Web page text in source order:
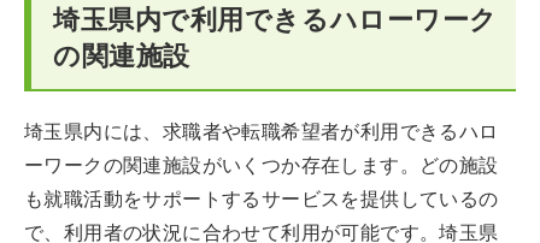
埼玉県内で利用できるハローワーク
の関連施設
埼玉県内には、求職者や転職希望者が利用できるハロ
ーワークの関連施設がいくつか存在します。どの施設
も就職活動をサポートするサービスを提供しているの
で、利用者の状況に合わせて利用が可能です。埼玉県